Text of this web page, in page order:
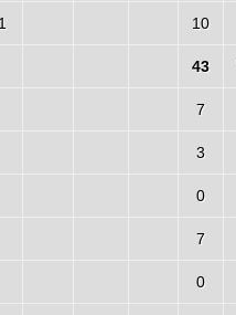
1 10
43
7
3
0
7
0